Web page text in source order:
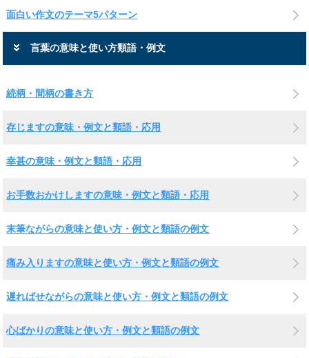
面白い作文のテーマ5パターン
言葉の意味と使い方類語・例文
続柄・間柄の書き方
存じますの意味・例文と類語・応用
幸甚の意味・例文と類語・応用
お手数おかけしますの意味・例文と類語・応用
末筆ながらの意味と使い方・例文と類語の例文
痛み入りますの意味と使い方・例文と類語の例文
遅ればせながらの意味と使い方・例文と類語の例文
心ばかりの意味と使い方・例文と類語の例文